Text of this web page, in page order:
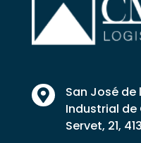

San José de
Industrial de
Servet, 21,